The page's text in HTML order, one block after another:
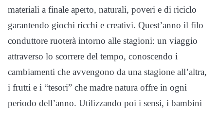
materiali a finale aperto, naturali, poveri e di riciclo
garantendo giochi ricchi e creativi. Quest’anno il filo
conduttore ruoterà intorno alle stagioni: un viaggio
attraverso lo scorrere del tempo, conoscendo i
cambiamenti che avvengono da una stagione all’altra,
i frutti e i “tesori” che madre natura offre in ogni
periodo dell’anno. Utilizzando poi i sensi, i bambini